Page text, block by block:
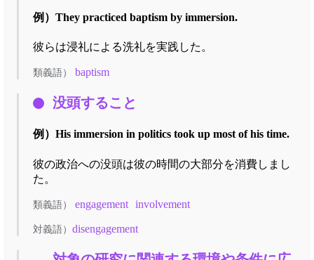
例） They practiced baptism by immersion.
彼らは浸礼による洗礼を実践した。
類義語） baptism
没頭すること
例） His immersion in politics took up most of his time.
彼の政治への没頭は彼の時間の大部分を消費しまし
た。
類義語） engagement involvement
対義語） disengagement